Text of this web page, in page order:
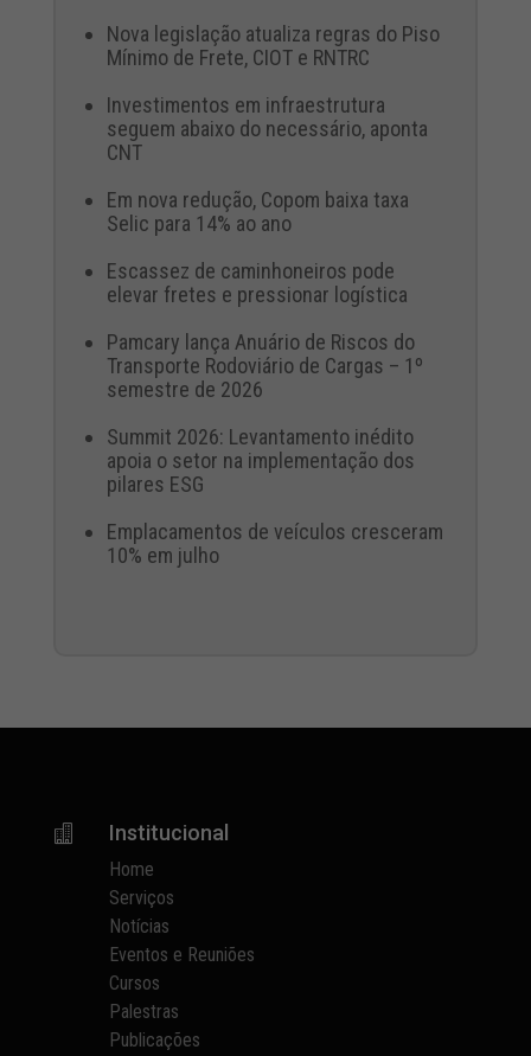
Nova legislação atualiza regras do Piso
Mínimo de Frete, CIOT e RNTRC
Investimentos em infraestrutura
seguem abaixo do necessário, aponta
CNT
Em nova redução, Copom baixa taxa
Selic para 14% ao ano
Escassez de caminhoneiros pode
elevar fretes e pressionar logística
Pamcary lança Anuário de Riscos do
Transporte Rodoviário de Cargas – 1º
semestre de 2026
Summit 2026: Levantamento inédito
apoia o setor na implementação dos
pilares ESG
Emplacamentos de veículos cresceram
10% em julho
 Institucional
Home
Serviços
Notícias
Eventos e Reuniões
Cursos
Palestras
Publicações